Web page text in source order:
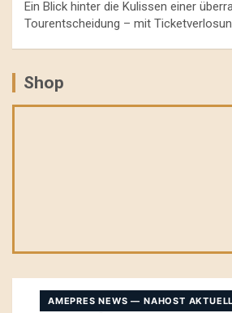
Ein Blick hinter die Kulissen einer
Tourentscheidung – mit
Shop